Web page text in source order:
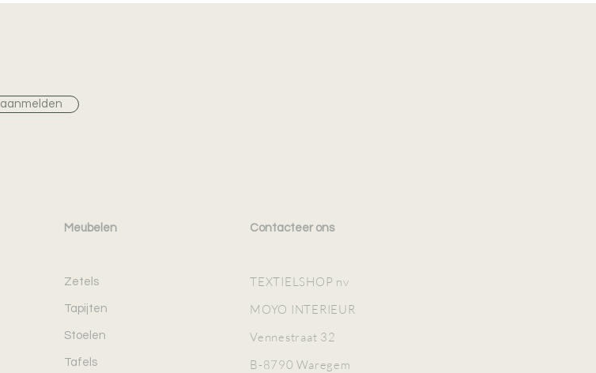
aanmelden
Meubelen
Zetels
Tapijten
Stoelen
Tafels
Contacteer ons
TEXTIELSHOP nv
MOYO INTERIEUR
Vennestraat 32
B-8790 Waregem